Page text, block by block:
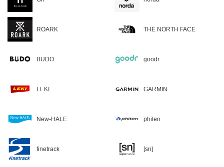
ROARK THE NORTH FACE
BUDO goodr
LEKI GARMIN
New-HALE phiten
finetrack [sn]